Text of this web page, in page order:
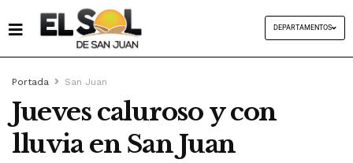
DEPARTAMENTOS
Portada San Juan
Jueves caluroso y con
lluvia en San Juan